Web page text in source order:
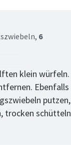
6
klein würfeln.
Ebenfalls
putzen,
trocken schütteln